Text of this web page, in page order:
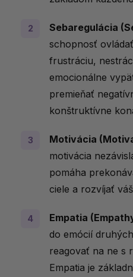
Sebaregulácia
schopnosť
frustráciu,
emocionálne
premieňať
konštruktívne
Motivácia
motivácia
pomáha
ciele a rozvíjať
Empatia
do emócií
reagovať na ne s
Empatia je